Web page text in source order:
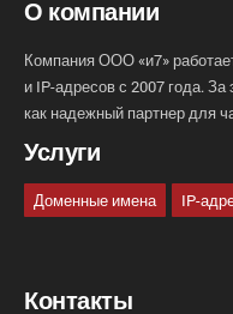
О компании
Компания ООО «и7»
и IP-адресов с 2007 года.
как надежный партнер для
Услуги
Доменные имена IP-
Контакты